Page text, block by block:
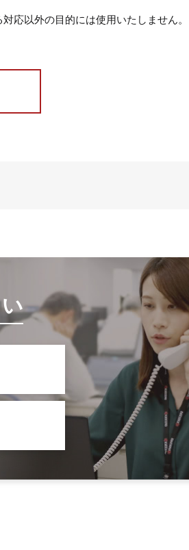
応以外の目的には使用いたしません。